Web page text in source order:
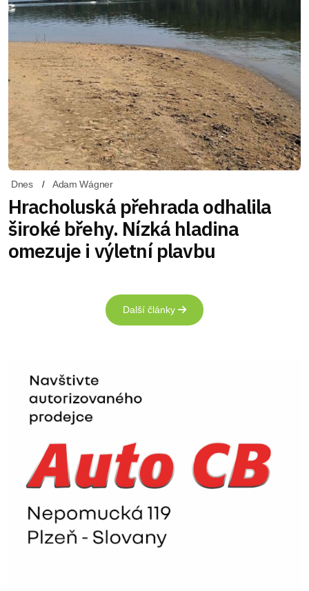
Dnes Adam Wágner
Hracholuská přehrada odhalila
široké břehy. Nízká hladina
omezuje i výletní plavbu
Další články